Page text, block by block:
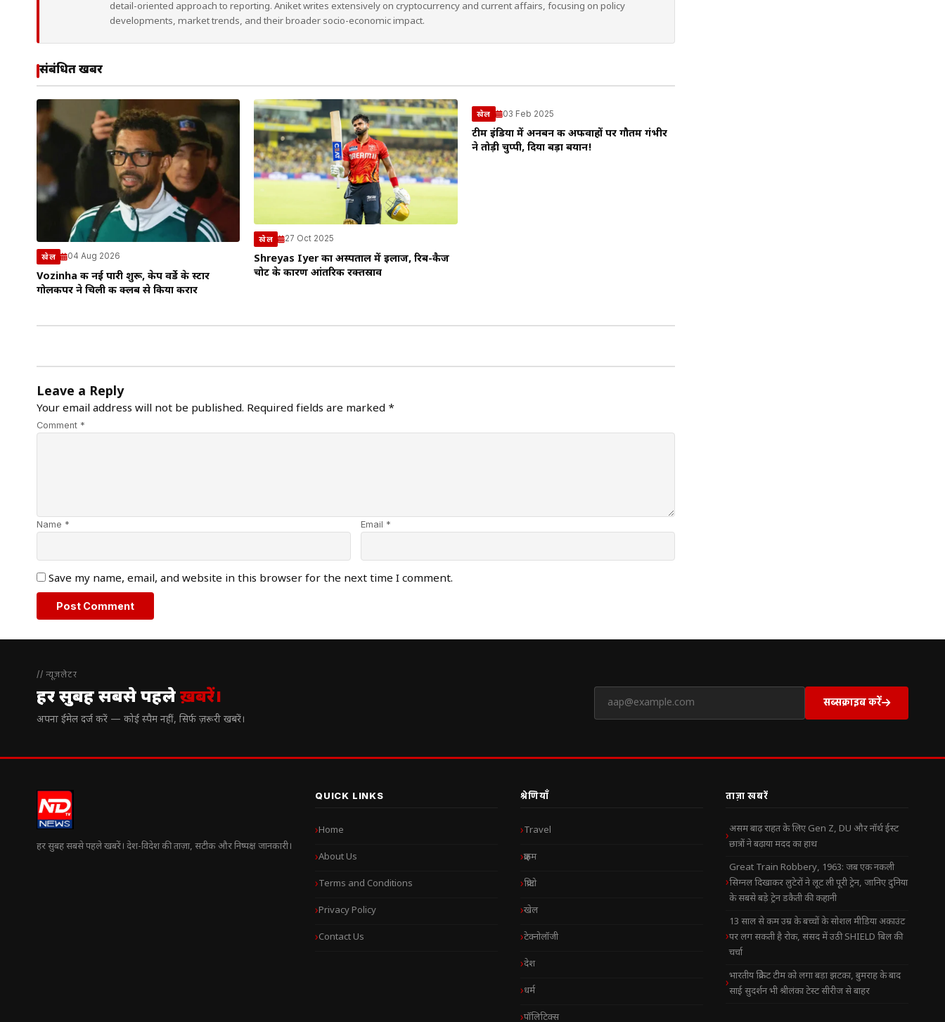
detail-oriented approach to reporting. Aniket writes extensively on cryptocurrency and current affairs, focusing on policy
developments, market trends, and their broader socio-economic impact.
संबंधित खबरें
खेल 04 Aug 2026
Vozinha की नई पारी शुरू, केप वर्डे के स्टार
गोलकीपर ने चिली की क्लब से किया करार
खेल 27 Oct 2025
Shreyas Iyer का अस्पताल में इलाज, रिब-कैज
चोट के कारण आंतरिक रक्तस्राव
खेल 03 Feb 2025
टीम इंडिया में अनबन की अफवाहों पर गौतम गंभीर
ने तोड़ी चुप्पी, दिया बड़ा बयान!
Leave a Reply
Your email address will not be published. Required fields are marked *
Comment *
Name * Email *
Save my name, email, and website in this browser for the next time I comment.
// न्यूज़लेटर
हर सुबह सबसे पहलेख़बरें।
अपना ईमेल दर्ज करें — कोई स्पैम नहीं, सिर्फ ज़रूरी खबरें।
सब्सक्राइब करें
हर सुबह सबसे पहले खबरें। देश-विदेश की ताज़ा, सटीक और निष्पक्ष जानकारी।
QUICK LINKS
Home
About Us
Terms and Conditions
Privacy Policy
Contact Us
श्रेणियाँ
Travel
क्राइम
क्रिप्टो
खेल
टेक्नोलॉजी
देश
धर्म
पॉलिटिक्स
ताज़ा खबरें
असम बाढ़ राहत के लिए Gen Z, DU और नॉर्थ ईस्ट
छात्रों ने बढ़ाया मदद का हाथ
Great Train Robbery, 1963: जब एक नकली
सिग्नल दिखाकर लुटेरों ने लूट ली पूरी ट्रेन, जानिए दुनिया
के सबसे बड़े ट्रेन डकैती की कहानी
13 साल से कम उम्र के बच्चों के सोशल मीडिया अकाउंट
पर लग सकती है रोक, संसद में उठी SHIELD बिल की
चर्चा
भारतीय क्रिकेट टीम को लगा बड़ा झटका, बुमराह के बाद
साई सुदर्शन भी श्रीलंका टेस्ट सीरीज से बाहर